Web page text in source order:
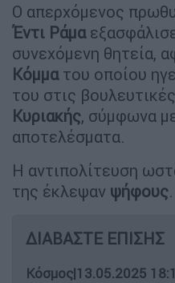
Ο απερχόμενος
Έντι Ράμα
συνεχόμενη θητεία,
Κόμματου οποίου
του στις
Κυριακής, σύμφωνα
αποτελέσματα.
Η αντιπολίτευση
της έκλεψαν ψήφους.
ΔΙΑΒΑΣΤΕ ΕΠΙΣΗΣ
Κόσμος|13.05.2025